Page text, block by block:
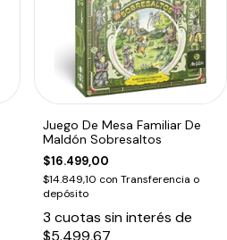
Juego De Mesa Familiar De
Maldón Sobresaltos
$16.499,00
$14.849,10 con Transferencia o
depósito
3 cuotas sin interés de
$5.499,67